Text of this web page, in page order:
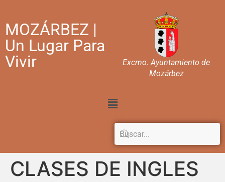
MOZÁRBEZ |
Un Lugar Para
Vivir
Excmo. Ayuntamiento de
Mozárbez
CLASES DE INGLES